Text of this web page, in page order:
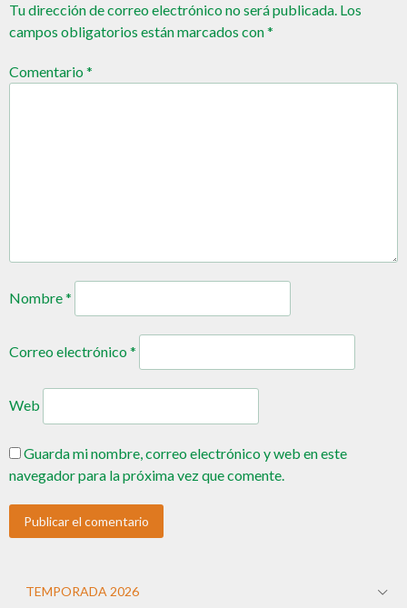
Tu dirección de correo electrónico no será publicada. Los
campos obligatorios están marcados con*
Comentario*
Nombre*
Correo electrónico*
Web
Guarda mi nombre, correo electrónico y web en este
navegador para la próxima vez que comente.
TEMPORADA 2026